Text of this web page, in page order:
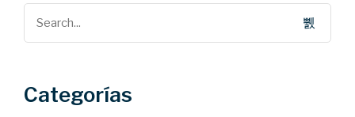
Categorías